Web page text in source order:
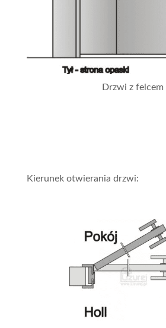
Drzwi z felcem
Kierunek otwierania drzwi: